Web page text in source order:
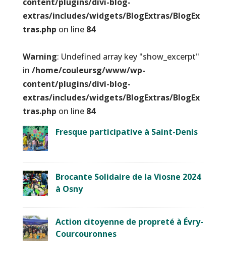
extras/includes/widgets/BlogExtras/BlogEx
tras.php on line 84
Warning: Undefined array key "show_excerpt"
in /home/couleursg/www/wp-
content/plugins/divi-blog-
extras/includes/widgets/BlogExtras/BlogEx
tras.php on line 84
Fresque participative à Saint-Denis
Brocante Solidaire de la Viosne 2024
à Osny
Action citoyenne de propreté à Évry-
Courcouronnes